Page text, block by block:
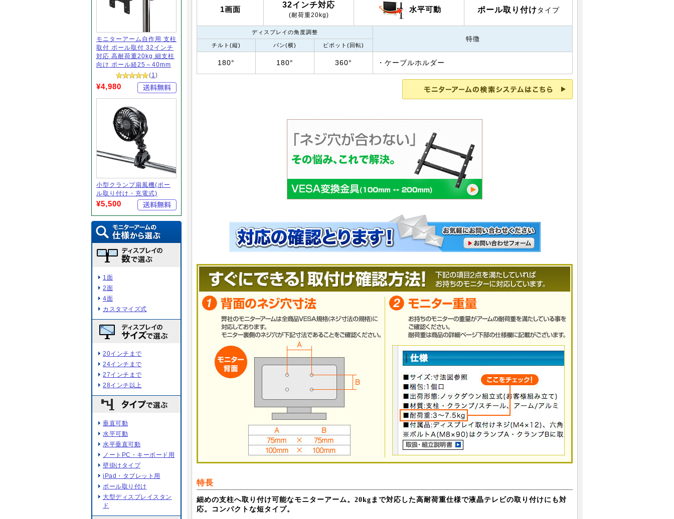
モニターアーム自作用 支柱
取付 ポール取付 32インチ
対応 高耐荷重20kg 細支柱
向け ポール経25～40mm
(1 )
¥4,980
小型クランプ扇風機(ポー
ル取り付け・充電式)
¥5,500
1面
2面
4面
カスタマイズ式
20インチまで
24インチまで
27インチまで
28インチ以上
垂直可動
水平可動
水平垂直可動
ノートPC・キーボード用
壁掛けタイプ
iPad・タブレット用
ポール取り付け
大型ディスプレイスタン
ド
1画面
32インチ対応
(耐荷重20kg)
水平可動 ポール取り付け タイプ
ディスプレイの角度調整
特徴
チルト(縦) パン(横) ピボット(回転)
180° 180° 360° ・ケーブルホルダー
特長
細めの支柱へ取り付け可能なモニターアーム。20kgまで対応した高耐荷重仕様で液晶テレビの取り付けにも対
応。コンパクトな短タイプ。